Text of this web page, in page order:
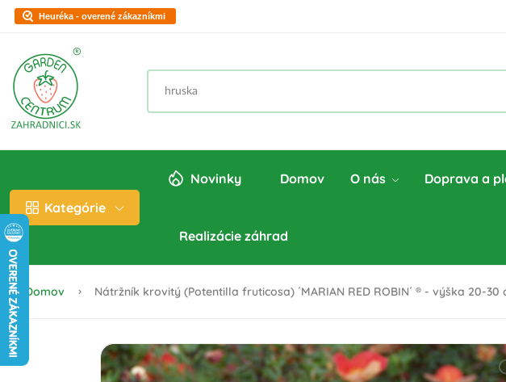
Heuréka - overené zákazníkmi
Kategórie
Novinky Domov O nás Doprava a
Realizácie záhrad
Domov Nátržník krovitý (Potentilla fruticosa) ´MARIAN RED ROBIN´ ® - výška 20-30